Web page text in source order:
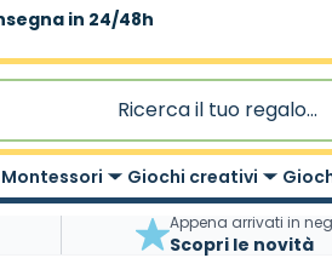
gratuita|sopra 59,90€
Giochi creativi
Appena arrivati in
Scopri le novità